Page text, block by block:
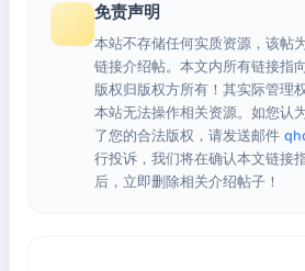
免责声明
本站不存储任何实质资源，该帖
链接介绍帖。本文内所有链接指
版权归版权方所有！其实际管理
本站无法操作相关资源。如您认
了您的合法版权，请发送邮件
行投诉，我们将在确认本文链接
后，立即删除相关介绍帖子！